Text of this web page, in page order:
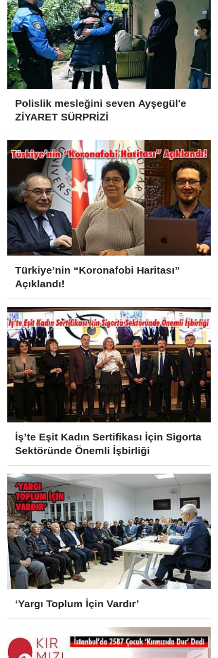
Polislik mesleğini seven Ayşegül'e
ZİYARET SÜRPRİZİ
Türkiye’nin “Koronafobi Haritası”
Açıklandı!
İş’te Eşit Kadın Sertifikası İçin Sigorta
Sektöründe Önemli İşbirliği
‘Yargı Toplum İçin Vardır’